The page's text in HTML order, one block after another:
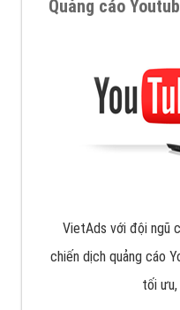
Quảng cáo
VietAds với đội ngũ
chiến dịch quảng cáo
tối ưu,